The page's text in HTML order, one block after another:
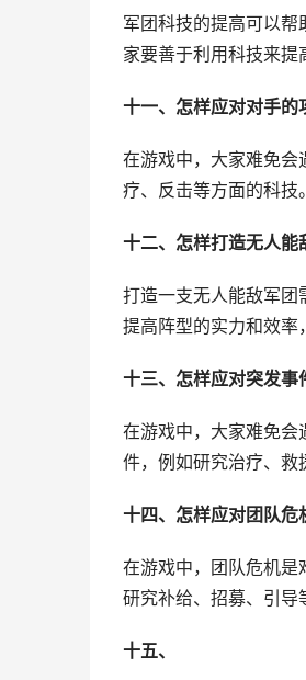
军团科技的提高可以
家要善于利用科技来提
十一、怎样应对对手的
在游戏中，大家难免会
疗、反击等方面的科技。
十二、怎样打造无人能
打造一支无人能敌军团
提高阵型的实力和效率
十三、怎样应对突发事
在游戏中，大家难免会
件，例如研究治疗、救
十四、怎样应对团队危
在游戏中，团队危机是
研究补给、招募、引导
十五、